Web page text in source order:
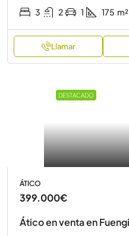
3 2 1 175 m²
Llamar
DESTACADO
ÁTICO
399.000€
Ático en venta en